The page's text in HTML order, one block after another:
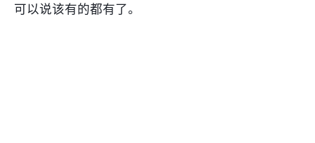
可以说该有的都有了。